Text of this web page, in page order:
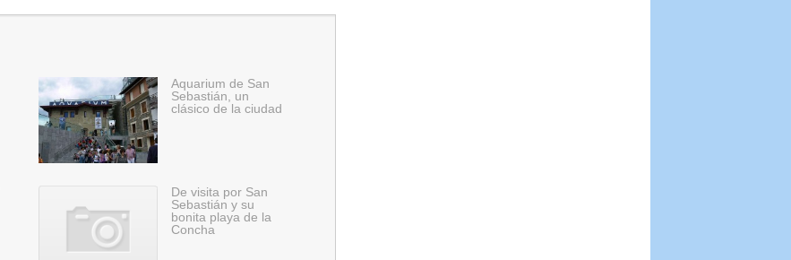
Aquarium de San
Sebastián, un
clásico de la ciudad
De visita por San
Sebastián y su
bonita playa de la
Concha